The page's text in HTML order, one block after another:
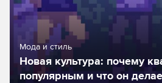
Мода и стиль
Новая культура: почему
популярным и что он